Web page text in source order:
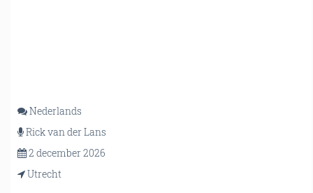
Nederlands
Rick van der Lans
2 december 2026
Utrecht